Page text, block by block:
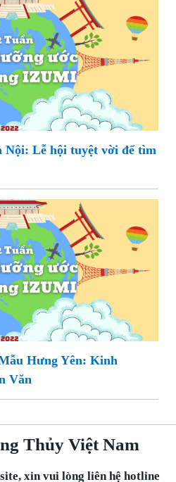
Nội: Lễ hội tuyệt vời để tìm
Hưng Yên: Kinh
Văn
Thủy Việt Nam
xin vui lòng liên hệ hotline